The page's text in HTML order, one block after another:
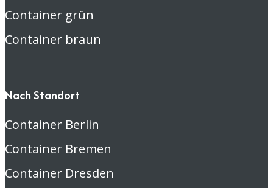
Container grün
Container braun
Nach Standort
Container Berlin
Container Bremen
Container Dresden